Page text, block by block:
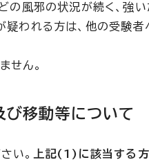
風邪の状況が続く、強い
われる方は、他の受験
せん。
び移動等について
い。 上記(1)に該当する方